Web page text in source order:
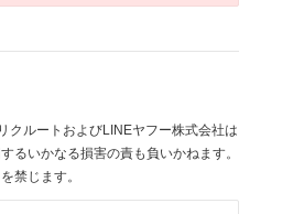
クルートおよびLINEヤフー株式会社は
るいかなる損害の責も負いかねます。
禁じます。